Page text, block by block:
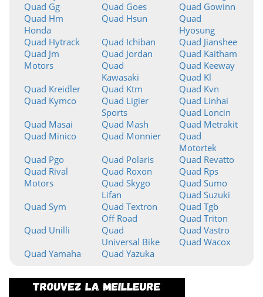
Quad Gg
Quad Goes
Quad Gowinn
Quad Hm
Honda
Quad Hsun
Quad
Hyosung
Quad Hytrack
Quad Ichiban
Quad Jianshee
Quad Jm
Motors
Quad Jordan
Quad Kaitham
Quad
Kawasaki
Quad Keeway
Quad Kl
Quad Kreidler
Quad Ktm
Quad Kvn
Quad Kymco
Quad Ligier
Sports
Quad Linhai
Quad Loncin
Quad Masai
Quad Mash
Quad Metrakit
Quad Minico
Quad Monnier
Quad
Motortek
Quad Pgo
Quad Polaris
Quad Revatto
Quad Rival
Motors
Quad Roxon
Quad Rps
Quad Skygo
Lifan
Quad Sumo
Quad Suzuki
Quad Sym
Quad Textron
Off Road
Quad Tgb
Quad Triton
Quad Unilli
Quad
Universal Bike
Quad Vastro
Quad Wacox
Quad Yamaha
Quad Yazuka